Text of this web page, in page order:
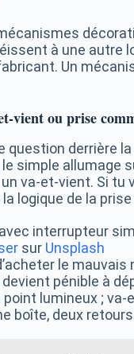
à une autre
Un
vient ou prise
question derrière
simple allumage
va-et-vient. Si tu
logique de la
sur Unsplash
le
pénible à
point lumineux ;
boîte, deux